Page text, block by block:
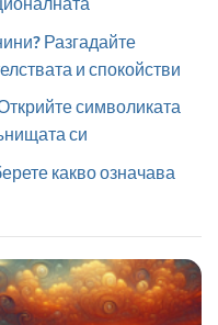
Разгадайте
и спокойстви
символиката
си
какво означава